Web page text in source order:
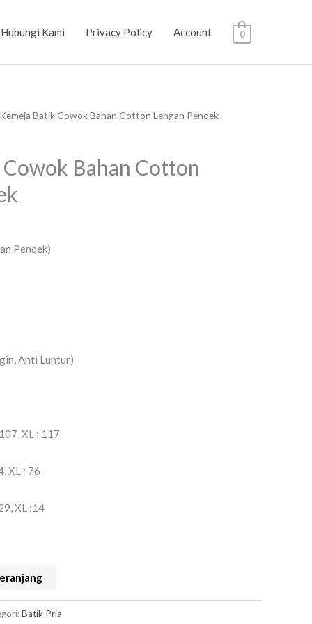
Hubungi Kami Privacy Policy Account 0
Batik Cowok Bahan Cotton Lengan Pendek
Bahan Cotton
Pendek)
Anti Luntur)
XL : 117
XL : 76
XL :14
Batik Pria